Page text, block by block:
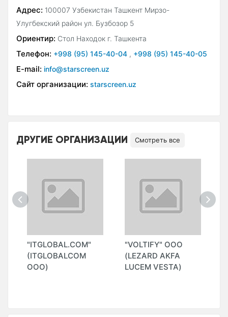
Адрес: 100007 Узбекистан Ташкент Мирзо-
Улугбекский район ул. Бузбозор 5
Ориентир: Стол Находок г. Ташкента
Телефон: +998 (95) 145-40-04 , +998 (95) 145-40-05
E-mail: info@starscreen.uz
Сайт организации: starscreen.uz
ДРУГИЕ ОРГАНИЗАЦИИ Смотреть все
"ITGLOBAL.COM"
(ITGLOBALCOM
ООО)
"VOLTIFY" ООО
(LEZARD AKFA
LUCEM VESTA)